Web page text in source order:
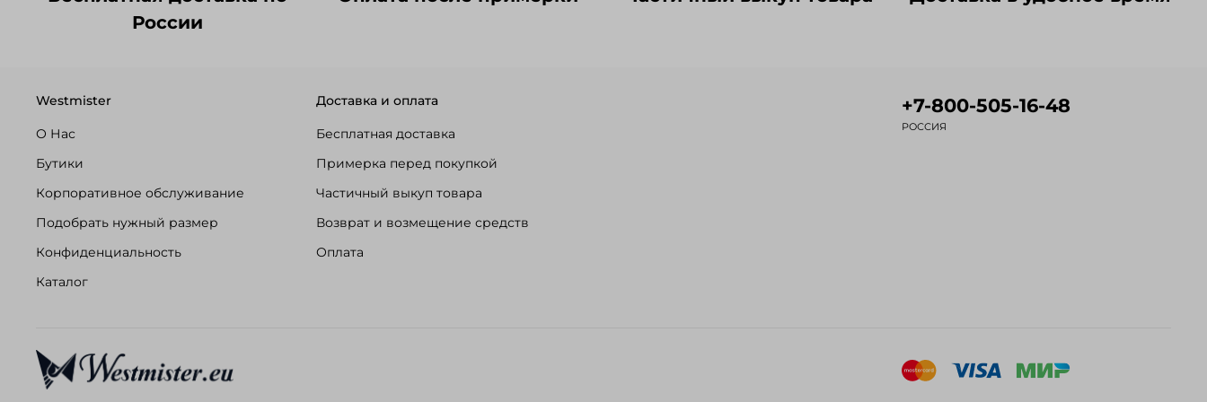
России
Westmister
О Нас
Бутики
Корпоративное обслуживание
Подобрать нужный размер
Конфиденциальность
Каталог
Доставка и оплата
Бесплатная доставка
Примерка перед покупкой
Частичный выкуп товара
Возврат и возмещение средств
Оплата
+7-800-505-16-48
РОССИЯ